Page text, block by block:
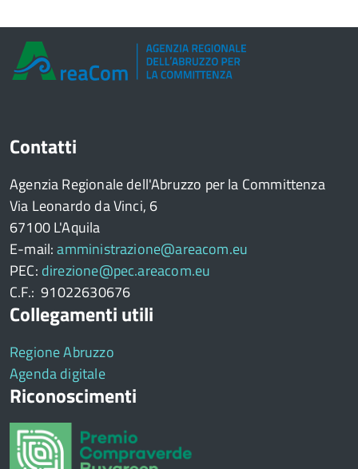
Contatti
Agenzia Regionale dell'Abruzzo per la Committenza
Via Leonardo da Vinci, 6
67100 L'Aquila
E-mail:amministrazione@areacom.eu
PEC: direzione@pec.areacom.eu
C.F.: 91022630676
Collegamenti utili
Regione Abruzzo
Agenda digitale
Riconoscimenti